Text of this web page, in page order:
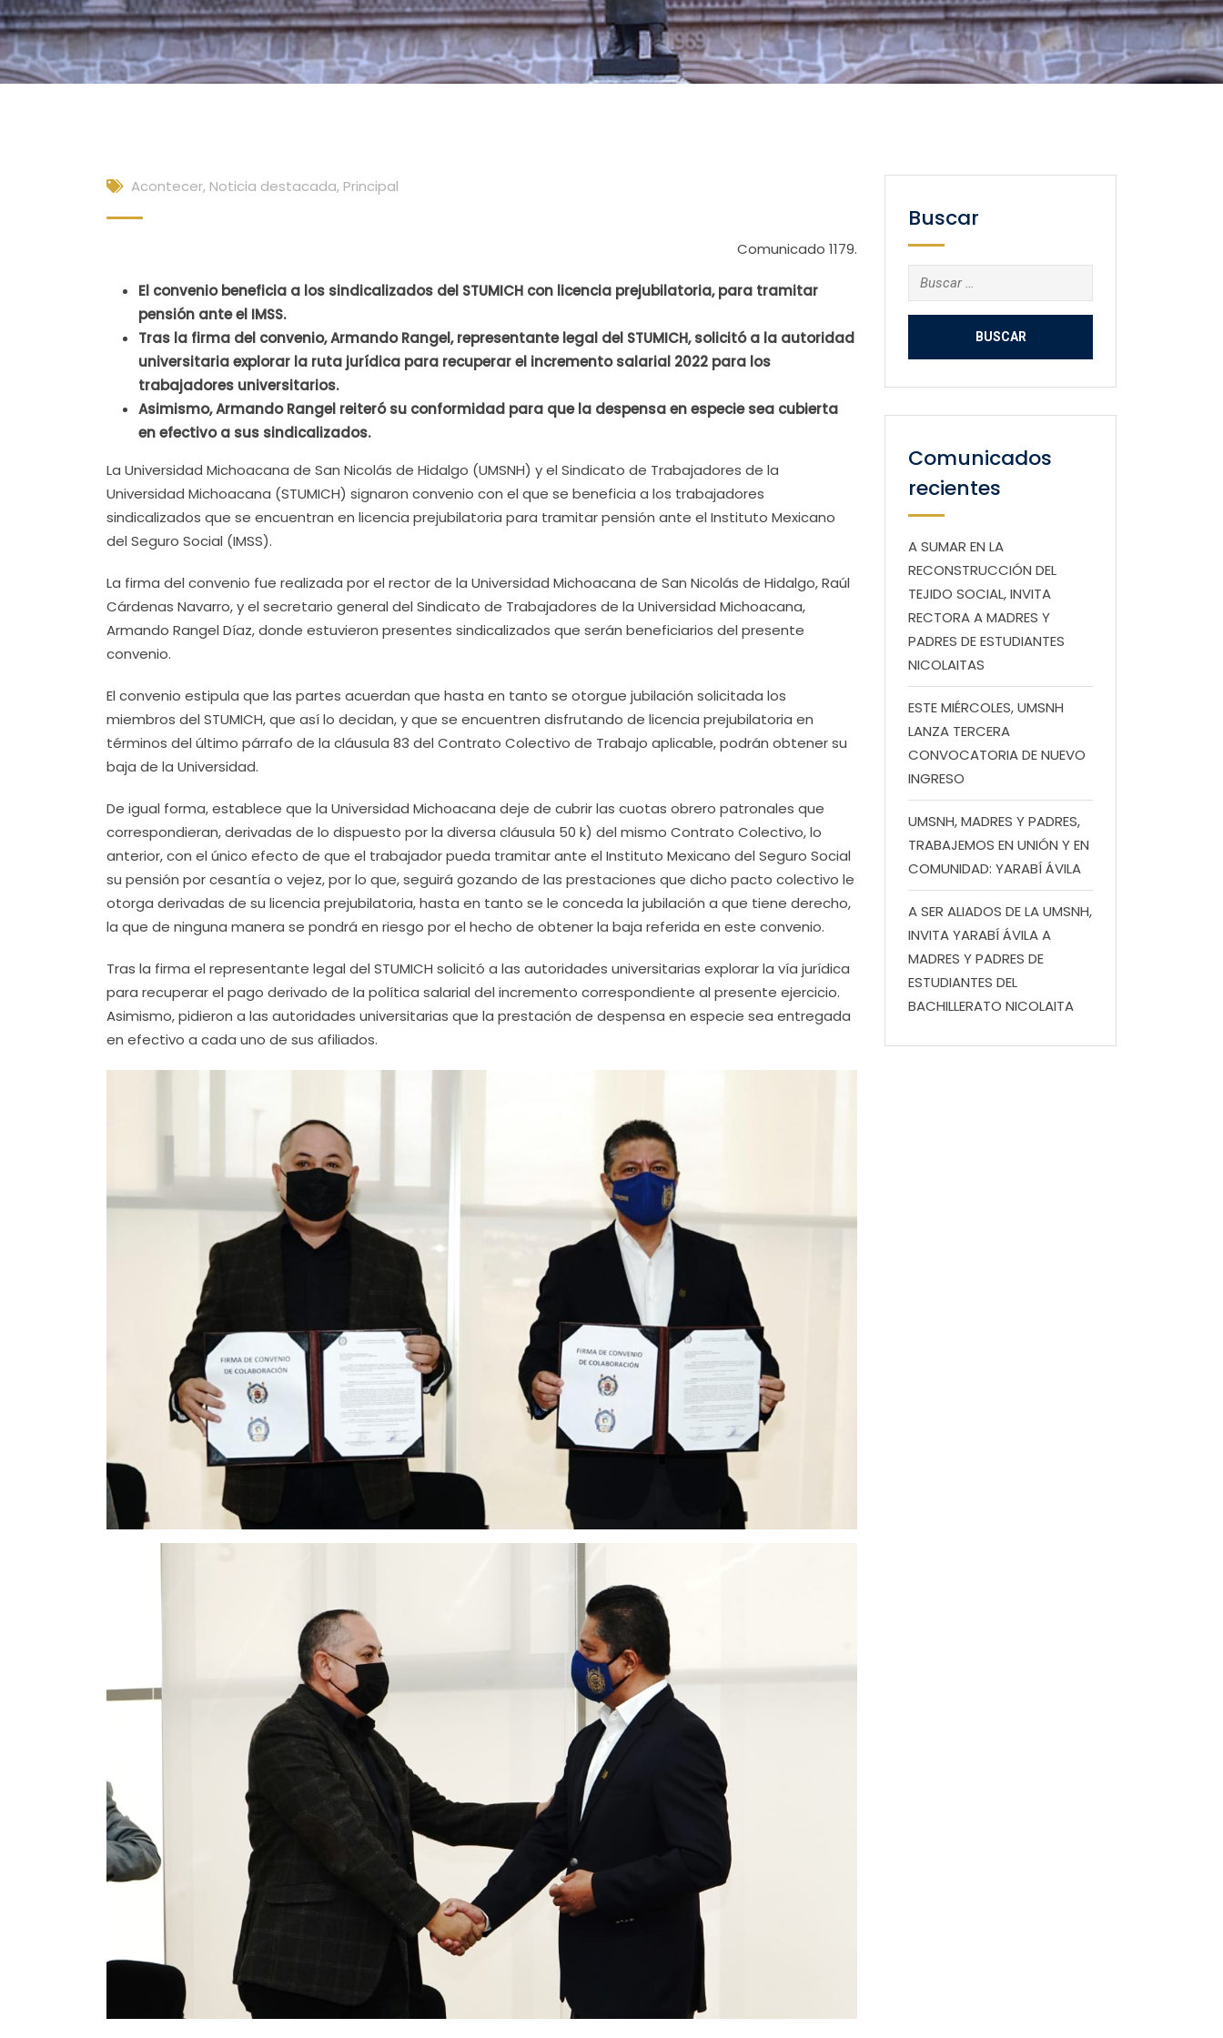
Acontecer, Noticia destacada, Principal
Comunicado 1179.
El convenio beneficia a los sindicalizados del STUMICH con licencia prejubilatoria, para tramitar
pensión ante el IMSS.
Tras la firma del convenio, Armando Rangel, representante legal del STUMICH, solicitó a la autoridad
universitaria explorar la ruta jurídica para recuperar el incremento salarial 2022 para los
trabajadores universitarios.
Asimismo, Armando Rangel reiteró su conformidad para que la despensa en especie sea cubierta
en efectivo a sus sindicalizados.
La Universidad Michoacana de San Nicolás de Hidalgo (UMSNH) y el Sindicato de Trabajadores de la
Universidad Michoacana (STUMICH) signaron convenio con el que se beneficia a los trabajadores
sindicalizados que se encuentran en licencia prejubilatoria para tramitar pensión ante el Instituto Mexicano
del Seguro Social (IMSS).
La firma del convenio fue realizada por el rector de la Universidad Michoacana de San Nicolás de Hidalgo, Raúl
Cárdenas Navarro, y el secretario general del Sindicato de Trabajadores de la Universidad Michoacana,
Armando Rangel Díaz, donde estuvieron presentes sindicalizados que serán beneficiarios del presente
convenio.
El convenio estipula que las partes acuerdan que hasta en tanto se otorgue jubilación solicitada los
miembros del STUMICH, que así lo decidan, y que se encuentren disfrutando de licencia prejubilatoria en
términos del último párrafo de la cláusula 83 del Contrato Colectivo de Trabajo aplicable, podrán obtener su
baja de la Universidad.
De igual forma, establece que la Universidad Michoacana deje de cubrir las cuotas obrero patronales que
correspondieran, derivadas de lo dispuesto por la diversa cláusula 50 k) del mismo Contrato Colectivo, lo
anterior, con el único efecto de que el trabajador pueda tramitar ante el Instituto Mexicano del Seguro Social
su pensión por cesantía o vejez, por lo que, seguirá gozando de las prestaciones que dicho pacto colectivo le
otorga derivadas de su licencia prejubilatoria, hasta en tanto se le conceda la jubilación a que tiene derecho,
la que de ninguna manera se pondrá en riesgo por el hecho de obtener la baja referida en este convenio.
Tras la firma el representante legal del STUMICH solicitó a las autoridades universitarias explorar la vía jurídica
para recuperar el pago derivado de la política salarial del incremento correspondiente al presente ejercicio.
Asimismo, pidieron a las autoridades universitarias que la prestación de despensa en especie sea entregada
en efectivo a cada uno de sus afiliados.
Buscar
Buscar:
Comunicados
recientes
A SUMAR EN LA
RECONSTRUCCIÓN DEL
TEJIDO SOCIAL, INVITA
RECTORA A MADRES Y
PADRES DE ESTUDIANTES
NICOLAITAS
ESTE MIÉRCOLES, UMSNH
LANZA TERCERA
CONVOCATORIA DE NUEVO
INGRESO
UMSNH, MADRES Y PADRES,
TRABAJEMOS EN UNIÓN Y EN
COMUNIDAD: YARABÍ ÁVILA
A SER ALIADOS DE LA UMSNH,
INVITA YARABÍ ÁVILA A
MADRES Y PADRES DE
ESTUDIANTES DEL
BACHILLERATO NICOLAITA